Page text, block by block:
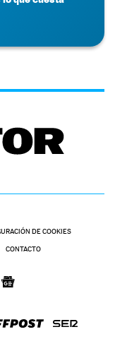
DE COOKIES
CONTACTO